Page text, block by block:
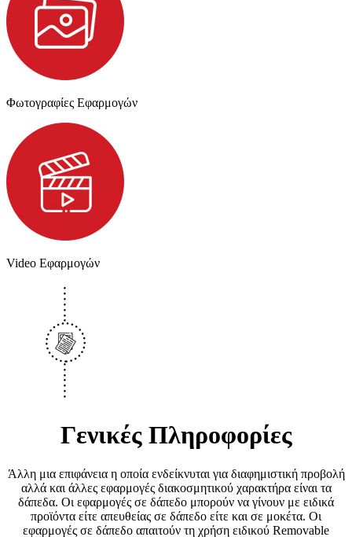
Φωτογραφίες Εφαρμογών
Video Εφαρμογών
Γενικές Πληροφορίες
Άλλη μια επιφάνεια η οποία ενδείκνυται για διαφημιστική προβολή
αλλά και άλλες εφαρμογές διακοσμητικού χαρακτήρα είναι τα
δάπεδα. Οι εφαρμογές σε δάπεδο μπορούν να γίνουν με ειδικά
προϊόντα είτε απευθείας σε δάπεδο είτε και σε μοκέτα. Οι
εφαρμογές σε δάπεδο απαιτούν τη χρήση ειδικού Removable